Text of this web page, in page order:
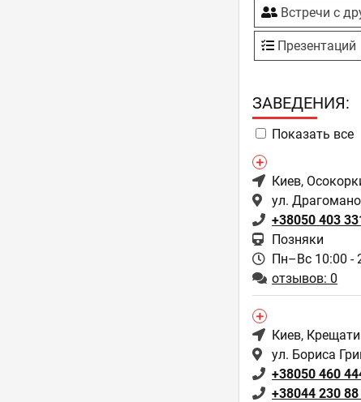
Встречи с
Презентаций
ЗAВЕДЕНИЯ:
Показать все
Киев,
ул.
+38050 403
Позняки
Пн–Вс 10:00 -
отзывов: 0
Киев,
ул. Бориса
+38050 460
+38044 230